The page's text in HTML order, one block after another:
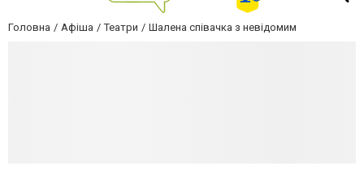
Головна Афіша Театри Шалена співачка з невідомим